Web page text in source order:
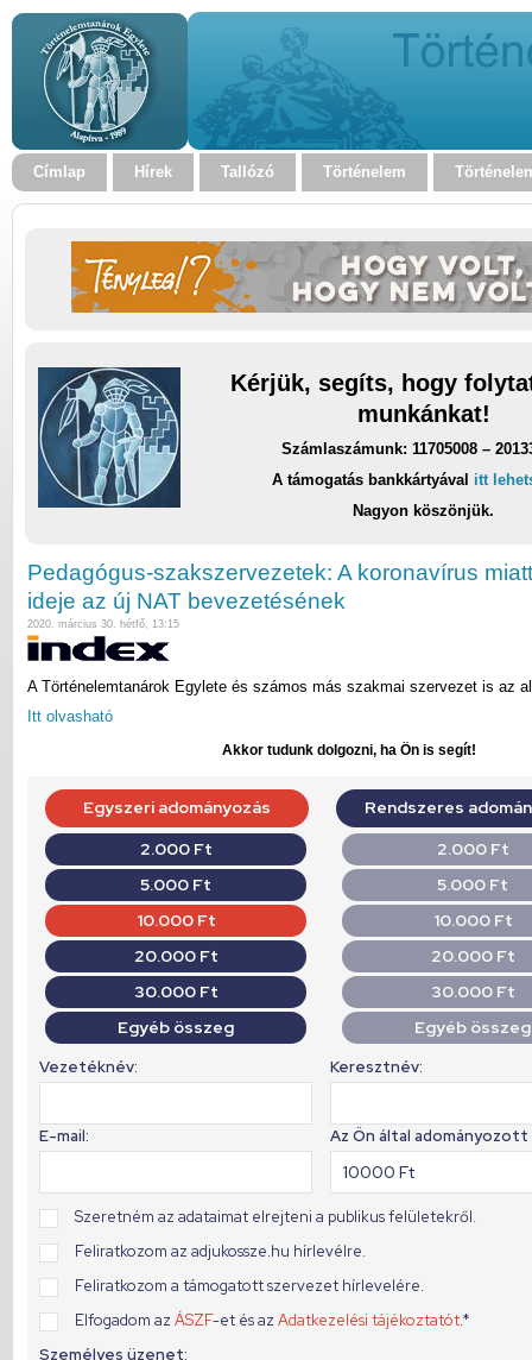
Címlap Hírek Tallózó Történelem
Kérjük, segíts, hogy
munkánkat!
Számlaszámunk: 11705008 –
A támogatás bankkártyával itt
Nagyon köszönjük.
Pedagógus-szakszervezetek: A koronavírus
ideje az új NAT bevezetésének
2020. március 30. hétfő, 13:15
A Történelemtanárok Egylete és számos más szakmai szervezet is az
Itt olvasható
Akkor tudunk dolgozni, ha Ön is segít!